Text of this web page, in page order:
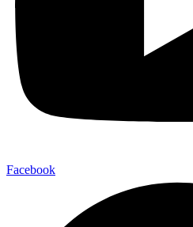
Facebook